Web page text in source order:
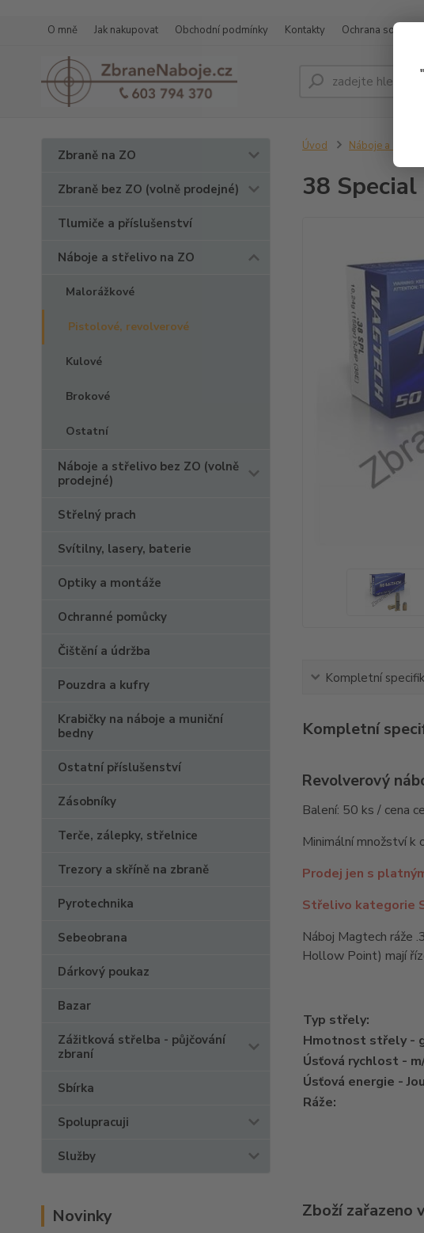
O mně Jak nakupovat Obchodní podmínky Kontakty Ochrana soukromí
Zbraně na ZO
Zbraně bez ZO (volně prodejné)
Tlumiče a příslušenství
Náboje a střelivo na ZO
Malorážkové
Pistolové, revolverové
Kulové
Brokové
Ostatní
Náboje a střelivo bez ZO (volně
prodejné)
Střelný prach
Svítilny, lasery, baterie
Optiky a montáže
Ochranné pomůcky
Čištění a údržba
Pouzdra a kufry
Krabičky na náboje a muniční
bedny
Ostatní příslušenství
Zásobníky
Terče, zálepky, střelnice
Trezory a skříně na zbraně
Pyrotechnika
Sebeobrana
Dárkový poukaz
Bazar
Zážitková střelba - půjčování
zbraní
Sbírka
Spolupracuji
Služby
Novinky
Úvod Náboje a
38
Kompletní
Kompletní
Revolverový
Balení: 50 ks / cena
Minimální množství k
Prodej jen s
Střelivo kategorie
Náboj Magtech ráže
Hollow Point) mají
Typ střely:
Hmotnost střely -
Úsťová rychlost -
Úsťová energie -
Ráže:
Zboží zařazeno